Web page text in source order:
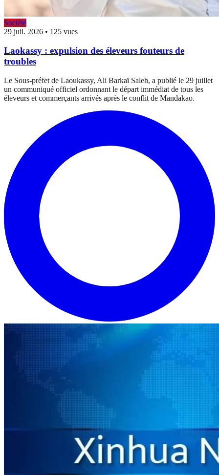
Société
29 juil. 2026 • 125 vues
Laokassy : expulsion des éleveurs fouteurs de
troubles
Le Sous-préfet de Laoukassy, Ali Barkaï Saleh, a publié le 29 juillet
un communiqué officiel ordonnant le départ immédiat de tous les
éleveurs et commerçants arrivés après le conflit de Mandakao.